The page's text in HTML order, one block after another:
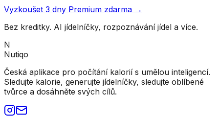
Vyzkoušet 3 dny Premium zdarma →
Bez kreditky. AI jídelníčky, rozpoznávání jídel a více.
N
Nutiqo
Česká aplikace pro počítání kalorií s umělou inteligencí.
Sledujte kalorie, generujte jídelníčky, sledujte oblíbené
tvůrce a dosáhněte svých cílů.